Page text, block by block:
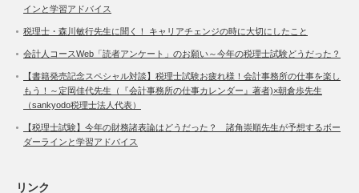
インと学習アドバイス
税理士・森川敏行先生に聞く！ キャリアチェンジの時に大切にしたこと
会計人コースWeb「読者アンケート」のお願い～今年の税理士試験どうだった？
【書籍発売記念スペシャル対談】税理士試験お疲れ様！会計事務所の仕事を楽し
もう！～定岡佳代先生（『会計事務所の仕事カレンダー』著者)×朝倉歩先生
（sankyodo税理士法人代表）
【税理士試験】今年の財務諸表論はどうだった？ 諸角崇順先生が予想するボー
ダーラインと学習アドバイス
リンク